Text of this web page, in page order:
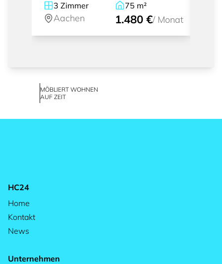
3 Zimmer
Aachen
75 m²
1.480 €/ Monat
MÖBLIERT WOHNEN
AUF ZEIT
HC24
Home
Kontakt
News
Unternehmen